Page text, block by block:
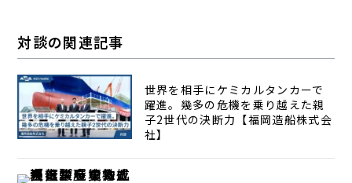
対談の関連記事
世界を相手にケミカルタンカーで
躍進。幾多の危機を乗り越えた親
子2世代の決断力【福岡造船株式会
社】